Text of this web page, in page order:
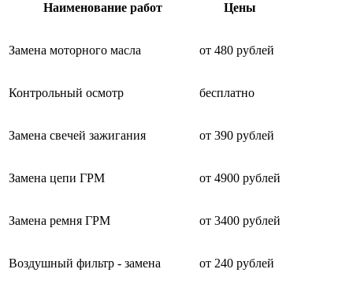
Наименование работ Цены
Замена моторного масла от 480 рублей
Контрольный осмотр бесплатно
Замена свечей зажигания от 390 рублей
Замена цепи ГРМ от 4900 рублей
Замена ремня ГРМ от 3400 рублей
Воздушный фильтр - замена от 240 рублей